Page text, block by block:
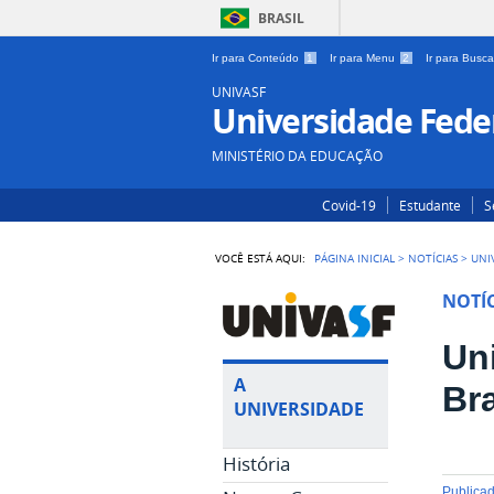
BRASIL
Ir para Conteúdo 1 Ir para Menu 2 Ir para
UNIVASF
Universidade
MINISTÉRIO DA EDUCAÇÃO
Covid-19 Estudante
VOCÊ ESTÁ AQUI: PÁGINA INICIAL > NOTÍCIAS >
A
UNIVERSIDADE
História